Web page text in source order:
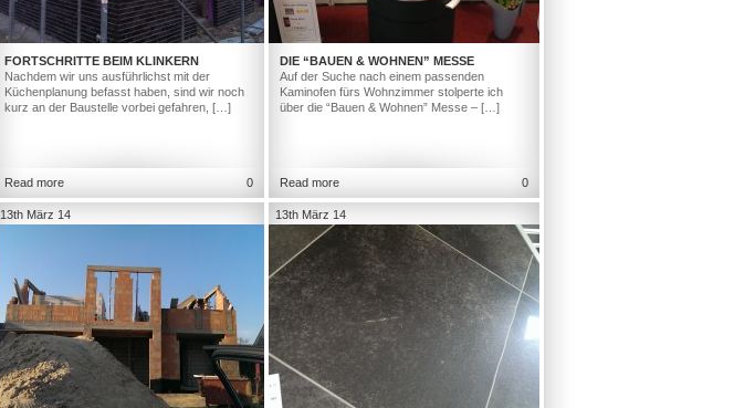
FORTSCHRITTE BEIM KLINKERN
Nachdem wir uns ausführlichst mit der
Küchenplanung befasst haben, sind wir noch
kurz an der Baustelle vorbei gefahren, […]
Read more 0
DIE “BAUEN & WOHNEN” MESSE
Auf der Suche nach einem passenden
Kaminofen fürs Wohnzimmer stolperte ich
über die “Bauen & Wohnen” Messe – […]
Read more 0
13th März 14 13th März 14